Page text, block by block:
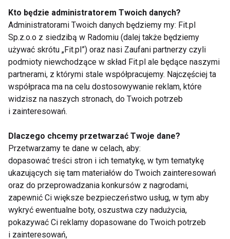
zdrowy wygląd skóry, redukcję pierwszych oznak
„drugiego podbródka” czy ujędrnienie
newralgicznych miejsc, takich jak szyja możemy
dziś uzyskać bez skalpela – wyjaśnia kosmetolog.
Pomoże krew i masaż pod ciśnieniem
skuteczne będą zabiegi w formie iniekcji,
szczególnie mezoterapia igłowa, która polega na
podawaniu w skórę specjalnie dobranych
składników leczniczych. Może to być kwas
hialuronowy, płynny kolagen Linerase czy naturalne
stymulatory wzrostu kolagenu np. preparat Ellanse w
formie specjalnej pasty. Kosmetolodzy zapewniają,
Kto będzie administratorem Twoich danych?
Administratorami Twoich danych będziemy my: Fit.pl
Sp.z.o.o z siedzibą w Radomiu (dalej także będziemy
używać skrótu „Fit.pl”) oraz nasi Zaufani partnerzy czyli
podmioty niewchodzące w skład Fit.pl ale będące naszymi
partnerami, z którymi stale współpracujemy. Najczęściej ta
współpraca ma na celu dostosowywanie reklam, które
widzisz na naszych stronach, do Twoich potrzeb
i zainteresowań.
Dlaczego chcemy przetwarzać Twoje dane?
Przetwarzamy te dane w celach, aby:
dopasować treści stron i ich tematykę, w tym tematykę
ukazujących się tam materiałów do Twoich zainteresowań
oraz do przeprowadzania konkursów z nagrodami,
zapewnić Ci większe bezpieczeństwo usług, w tym aby
wykryć ewentualne boty, oszustwa czy nadużycia,
pokazywać Ci reklamy dopasowane do Twoich potrzeb
i zainteresowań,